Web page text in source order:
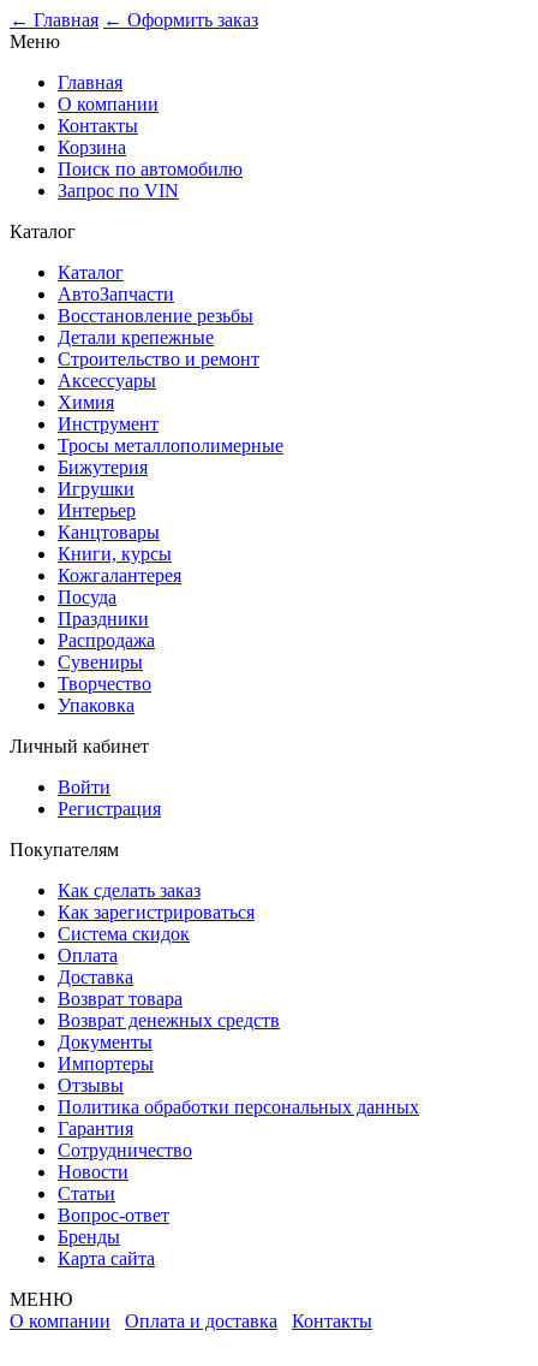
← Главная ← Оформить заказ
Меню
Главная
О компании
Контакты
Корзина
Поиск по автомобилю
Запрос по VIN
Каталог
Каталог
АвтоЗапчасти
Восстановление резьбы
Детали крепежные
Строительство и ремонт
Аксессуары
Химия
Инструмент
Тросы металлополимерные
Бижутерия
Игрушки
Интерьер
Канцтовары
Книги, курсы
Кожгалантерея
Посуда
Праздники
Распродажа
Сувениры
Творчество
Упаковка
Личный кабинет
Войти
Регистрация
Покупателям
Как сделать заказ
Как зарегистрироваться
Система скидок
Оплата
Доставка
Возврат товара
Возврат денежных средств
Документы
Импортеры
Отзывы
Политика обработки персональных данных
Гарантия
Сотрудничество
Новости
Статьи
Вопрос-ответ
Бренды
Карта сайта
МЕНЮ
О компании Оплата и доставка Контакты